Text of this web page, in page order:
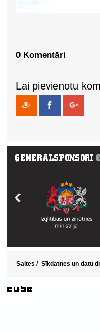
0 Komentāri
Lai pievienotu
Saites / Sīkdatnes un datu